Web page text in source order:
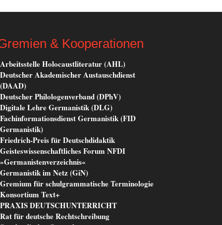
& Kooperationen
Arbeitsstelle Holocaustliteratur (AHL)
Deutscher Akademischer Austauschdienst
(DAAD)
Deutscher Philologenverband (DPhV)
Digitale Lehre Germanistik (DLG)
Fachinformationsdienst Germanistik (FID
Germanistik)
Friedrich-Preis für Deutschdidaktik
Geisteswissenschaftliches Forum NFDI
»Germanistenverzeichnis«
Germanistik im Netz (GiN)
Gremium für schulgrammatische Terminologie
Konsortium Text+
PRAXIS DEUTSCHUNTERRICHT
Rat für deutsche Rechtschreibung